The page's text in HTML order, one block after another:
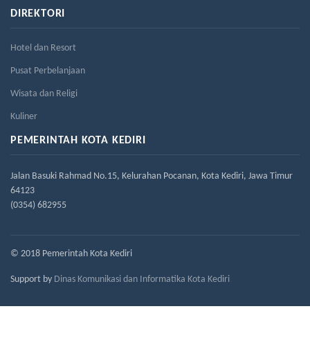
DIREKTORI
Hotel dan Resort
Pusat Perbelanjaan
Wisata dan Religi
Kuliner
PEMERINTAH KOTA KEDIRI
Jalan Basuki Rahmad No.15, Kelurahan Pocanan, Kota Kediri, Jawa Timur
64123
(0354) 682955
© 2018 Pemerintah Kota Kediri
Support by Dinas Komunikasi dan Informatika Kota Kediri